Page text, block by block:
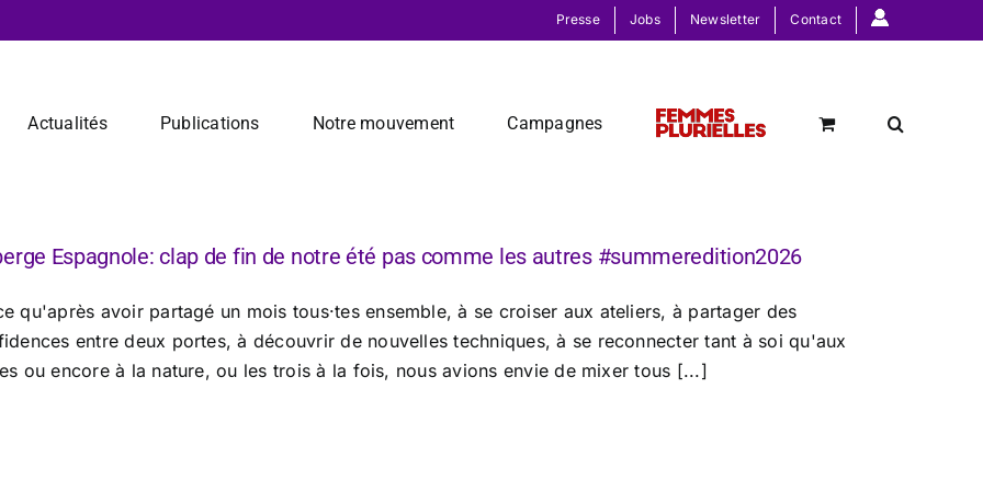
Presse Jobs Newsletter Contact
Actualités Publications Notre mouvement Campagnes
Espagnole: clap de fin de notre été pas comme les autres #summeredition2026
qu'après avoir partagé un mois tous·tes ensemble, à se croiser aux ateliers, à partager des
entre deux portes, à découvrir de nouvelles techniques, à se reconnecter tant à soi qu'aux
ou encore à la nature, ou les trois à la fois, nous avions envie de mixer tous [...]